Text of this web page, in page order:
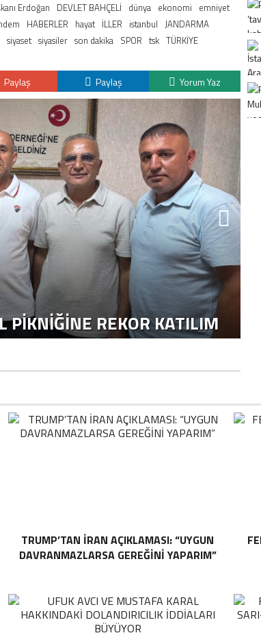
Erdoğan DEVLET BAHÇELİ dünya ekonomi emniyet
HABERLER hayat İLLER istanbul JANDARMA
siyaset siyasiler son dakika SPOR tsk TÜRKİYE
Paylaş Paylaş Yorum Yaz
PIKNIĞINE REKOR KATILIM
TRUMP’TAN İRAN AÇIKLAMASI: “UYGUN
DAVRANMAZLARSA GEREĞINI YAPARIM”